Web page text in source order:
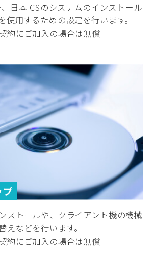
日本ICSのシステムのインストール
使用するための設定を行います。
約にご加入の場合は無償
プ
ストールや、クライアント機の機械
えなどを行います。
約にご加入の場合は無償